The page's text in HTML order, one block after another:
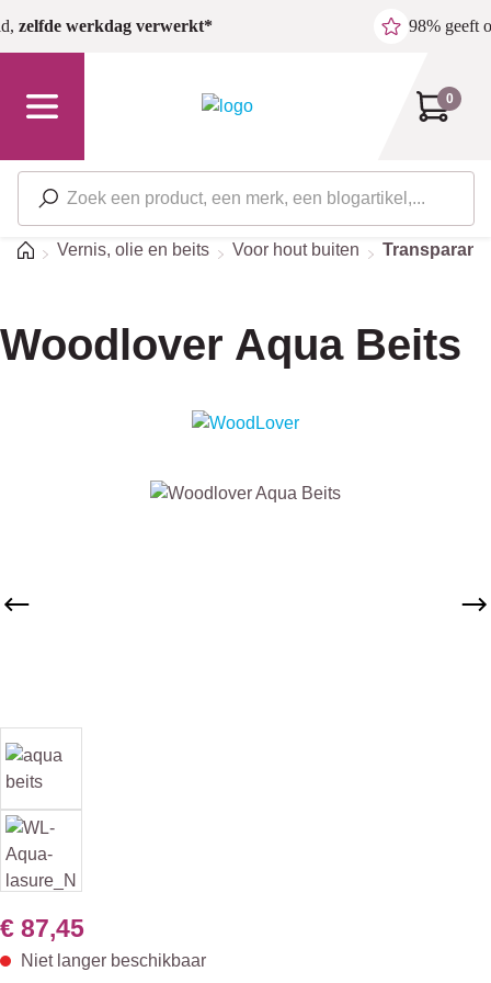
Ga naar de hoofdinhoud
zelfde werkdag verwerkt* 98% geeft
0
HomeVernis, olie en beits Voor hout buiten
Woodlover Aqua Beits
Afbeeldingengalerij overslaan
€ 87,45
Niet langer beschikbaar